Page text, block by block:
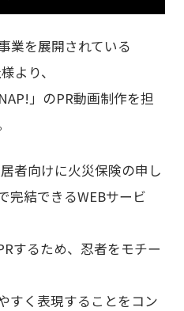
業を展開されている
より、
」のPR動画制作を担
者向けに火災保険の申し
完結できるWEBサービ
するため、忍者をモチー
すく表現することをコン